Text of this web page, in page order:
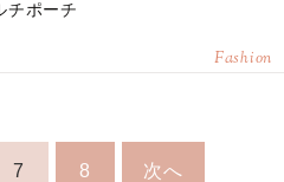
チポーチ
Fashion
7 8 次へ